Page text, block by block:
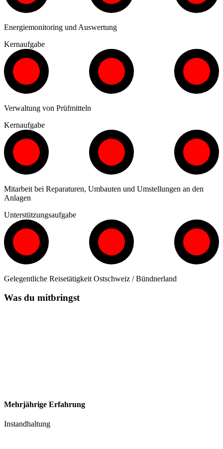
Energiemonitoring und Auswertung
Kernaufgabe
Verwaltung von Prüfmitteln
Kernaufgabe
Mitarbeit bei Reparaturen, Umbauten und Umstellungen an den
Anlagen
Unterstützungsaufgabe
Gelegentliche Reisetätigkeit Ostschweiz / Bündnerland
Was du mitbringst
Mehrjährige Erfahrung
Instandhaltung